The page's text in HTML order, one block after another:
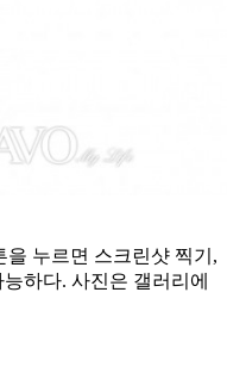
누르면 스크린샷 찍기,
하다. 사진은 갤러리에